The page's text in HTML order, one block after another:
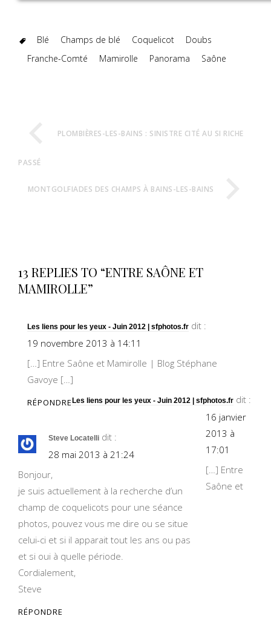
Blé Champs de blé Coquelicot
Doubs
Franche-Comté
Mamirolle Panorama Saône
PLOMBIÈRES-LES-BAINS : SINISTRE CITÉ AU SI RICHE
PASSÉ
MONTGOLFIADES DES CHAMPS À BAINS-LES-BAINS
13 REPLIES TO “ENTRE SAÔNE ET
MAMIROLLE”
Les liens pour les yeux - Juin 2012 | sfphotos.fr dit :
19 novembre 2013 à 14:11
[…] Entre Saône et Mamirolle | Blog Stéphane
Gavoye […]
RÉPONDRE
Steve Locatelli dit :
28 mai 2013 à 21:24
Bonjour,
je suis actuellement à la recherche d’un
champ de coquelicots pour une séance
photos, pouvez vous me dire ou se situe
celui-ci et si il apparait tout les ans ou pas
et si oui à quelle période.
Cordialement,
Steve
RÉPONDRE
Les liens pour les yeux - Juin 2012 | sfphotos.fr dit :
16 janvier
2013 à
17:01
[…] Entre
Saône et